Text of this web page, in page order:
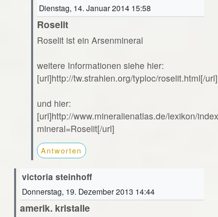
Dienstag, 14. Januar 2014 15:58
Roselit
Roselit ist ein Arsenmineral
weitere Informationen siehe hier:
[url]http://tw.strahlen.org/typloc/roselit.html[/url]
und hier:
[url]http://www.mineralienatlas.de/lexikon/
mineral=Roselit[/url]
Antworten
victoria steinhoff
Donnerstag, 19. Dezember 2013 14:44
amerik. kristalle